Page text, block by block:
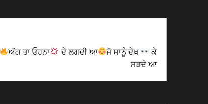
ਅੱਗ ਤਾ ਓਹਨਾ ਦੇ ਲਗਦੀ ਆ ਜੋ ਸਾਨੂੰ ਦੇਖ
ਕੇ
ਸੜਦੇ ਆ